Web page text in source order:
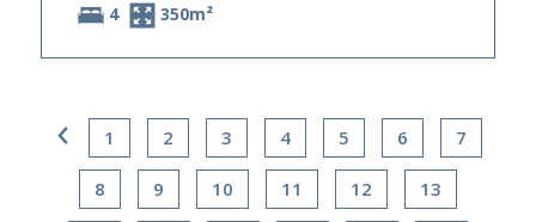
4 350m²
1 2 3 4 5 6 7
8 9 10 11 12 13